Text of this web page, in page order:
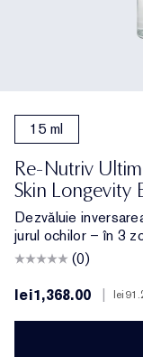
15 ml
Re-Nutriv
Skin Longevity
Dezvăluie
jurul ochilor – în 3
(0)
lei1,368.00